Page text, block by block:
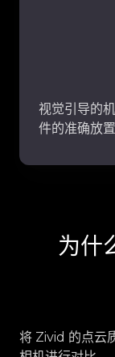
视觉引导的
件的准确放
为什
将 Zivid 的点云